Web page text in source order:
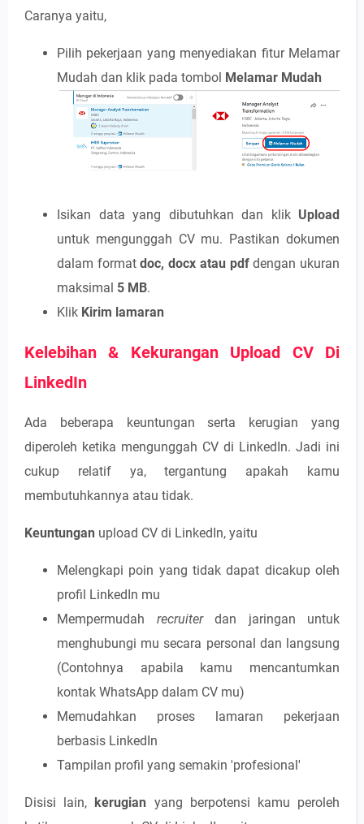
Caranya yaitu,
Pilih pekerjaan yang menyediakan fitur Melamar
Mudah dan klik pada tombol Melamar Mudah
Isikan data yang dibutuhkan dan klik Upload
untuk mengunggah CV mu. Pastikan dokumen
dalam formatdoc, docx atau pdfdengan ukuran
maksimal 5 MB.
Klik Kirim lamaran
Kelebihan & Kekurangan Upload CV Di
LinkedIn
Ada beberapa keuntungan serta kerugian yang
diperoleh ketika mengunggah CV di LinkedIn. Jadi ini
cukup relatif ya, tergantung apakah kamu
membutuhkannya atau tidak.
Keuntungan upload CV di LinkedIn, yaitu
Melengkapi poin yang tidak dapat dicakup oleh
profil LinkedIn mu
Mempermudah recruiter dan jaringan untuk
menghubungi mu secara personal dan langsung
(Contohnya apabila kamu mencantumkan
kontak WhatsApp dalam CV mu)
Memudahkan proses lamaran pekerjaan
berbasis LinkedIn
Tampilan profil yang semakin 'profesional'
Disisi lain, kerugian yang berpotensi kamu peroleh